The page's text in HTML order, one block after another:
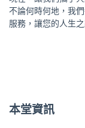
不論何時何地，我
服務，讓您的人生
本堂資訊